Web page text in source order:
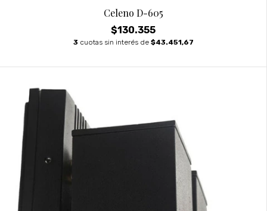
Celeno D-605
$130.355
3 cuotas sin interés de $43.451,67